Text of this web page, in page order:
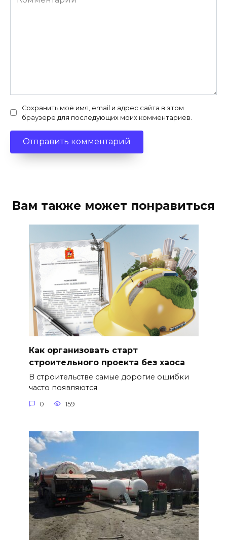
Сохранить моё имя, email и адрес сайта в этом
браузере для последующих моих комментариев.
Вам также может понравиться
Как организовать старт
строительного проекта без хаоса
В строительстве самые дорогие ошибки
часто появляются
0 159